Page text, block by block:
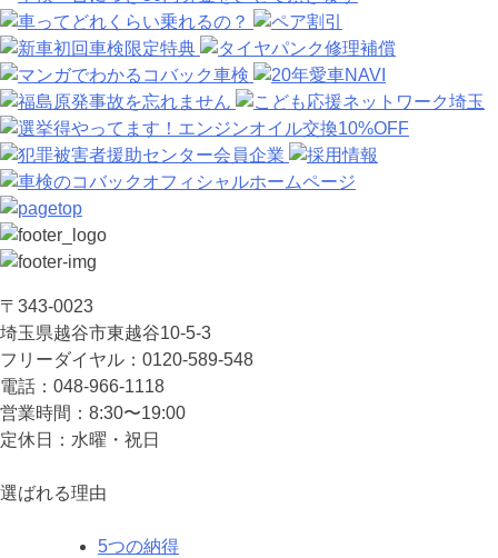
〒343-0023
埼⽟県越⾕市東越⾕10-5-3
フリーダイヤル：0120-589-548
電話：048-966-1118
営業時間：8:30〜19:00
定休⽇：⽔曜・祝⽇
選ばれる理由
5つの納得